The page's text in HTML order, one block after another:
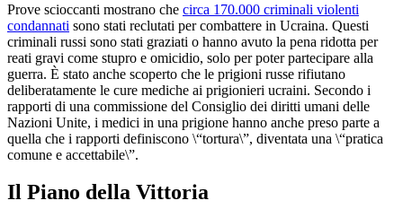
Prove scioccanti mostrano che circa 170.000 criminali violenti
condannati sono stati reclutati per combattere in Ucraina. Questi
criminali russi sono stati graziati o hanno avuto la pena ridotta per
reati gravi come stupro e omicidio, solo per poter partecipare alla
guerra. È stato anche scoperto che le prigioni russe rifiutano
deliberatamente le cure mediche ai prigionieri ucraini. Secondo i
rapporti di una commissione del Consiglio dei diritti umani delle
Nazioni Unite, i medici in una prigione hanno anche preso parte a
quella che i rapporti definiscono \“tortura\”, diventata una \“pratica
comune e accettabile\”.
Il Piano della Vittoria